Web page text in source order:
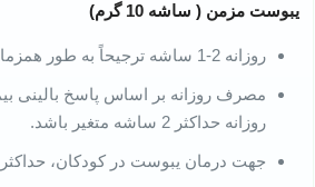
یبوست مزمن ( ساشه 10 گرم)
روزانه 2-1 ساشه ترجیحاً به طور همزمان صبح ها
مصرف روزانه بر اساس پاسخ بالینی
روزانه حداکثر 2 ساشه متغیر باشد.
جهت درمان یبوست در کودکان، حداکثر دوره